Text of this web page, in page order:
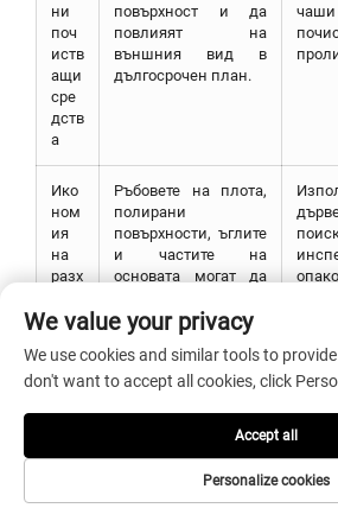
ни
поч
иств
ащи
сре
дств
а
повърхност и да
повлияят на
външния вид в
дългосрочен план.
Ико
ном
ия
на
разх
те
екс
порт
Ръбовете на плота,
полирани
повърхности, ъглите
и частите на
основата могат да
време на
транспортиране.
We value your privacy
We use cookies and similar tools to
don't want to accept all cookies, click
Personalize cookies
Accept all